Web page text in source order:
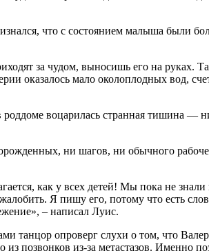
что с состоянием малыша были
за чудом, выносишь его на руках.
оказалось мало околоплодных вод,
роддоме воцарилась странная тишина —
ни шагов, ни обычного
как у всех детей! Мы пока не знали
Я пишу его, потому что есть
– написал Луис.
танцор опроверг слухи о том, что
позвонков из-за метастазов. Именно